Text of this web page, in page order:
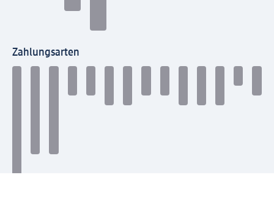
Zahlungsarten